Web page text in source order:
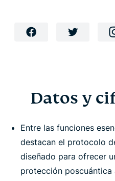
Datos y
Entre las funciones
destacan el protocolo
diseñado para ofrecer
protección poscuántica